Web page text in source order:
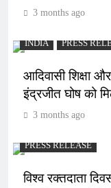
3 months ago
INDIA PRESS
आदिवासी शिक्षा
इंद्रजीत घोष को
3 months ago
PRESS RELEASE
विश्व रक्तदाता